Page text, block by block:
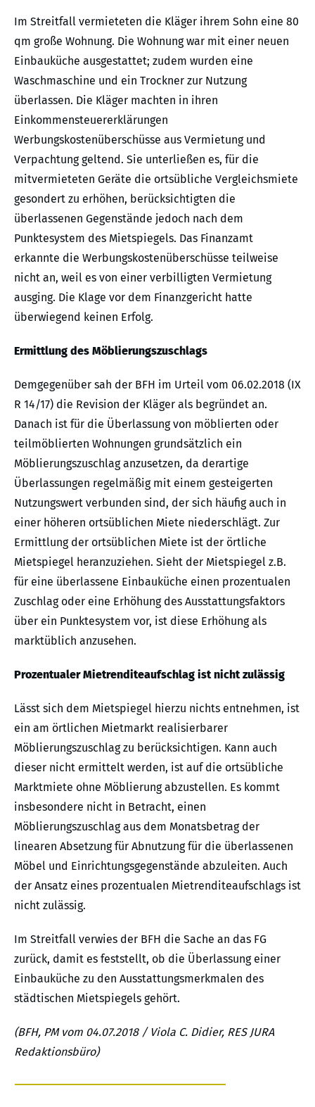
Im Streitfall vermieteten die Kläger ihrem Sohn eine 80
qm große Wohnung. Die Wohnung war mit einer neuen
Einbauküche ausgestattet; zudem wurden eine
Waschmaschine und ein Trockner zur Nutzung
überlassen. Die Kläger machten in ihren
Einkommensteuererklärungen
Werbungskostenüberschüsse aus Vermietung und
Verpachtung geltend. Sie unterließen es, für die
mitvermieteten Geräte die ortsübliche Vergleichsmiete
gesondert zu erhöhen, berücksichtigten die
überlassenen Gegenstände jedoch nach dem
Punktesystem des Mietspiegels. Das Finanzamt
erkannte die Werbungskostenüberschüsse teilweise
nicht an, weil es von einer verbilligten Vermietung
ausging. Die Klage vor dem Finanzgericht hatte
überwiegend keinen Erfolg.
Ermittlung des Möblierungszuschlags
Demgegenüber sah der BFH im Urteil vom 06.02.2018 (IX
R 14/17) die Revision der Kläger als begründet an.
Danach ist für die Überlassung von möblierten oder
teilmöblierten Wohnungen grundsätzlich ein
Möblierungszuschlag anzusetzen, da derartige
Überlassungen regelmäßig mit einem gesteigerten
Nutzungswert verbunden sind, der sich häufig auch in
einer höheren ortsüblichen Miete niederschlägt. Zur
Ermittlung der ortsüblichen Miete ist der örtliche
Mietspiegel heranzuziehen. Sieht der Mietspiegel z.B.
für eine überlassene Einbauküche einen prozentualen
Zuschlag oder eine Erhöhung des Ausstattungsfaktors
über ein Punktesystem vor, ist diese Erhöhung als
marktüblich anzusehen.
Prozentualer Mietrenditeaufschlag ist nicht zulässig
Lässt sich dem Mietspiegel hierzu nichts entnehmen, ist
ein am örtlichen Mietmarkt realisierbarer
Möblierungszuschlag zu berücksichtigen. Kann auch
dieser nicht ermittelt werden, ist auf die ortsübliche
Marktmiete ohne Möblierung abzustellen. Es kommt
insbesondere nicht in Betracht, einen
Möblierungszuschlag aus dem Monatsbetrag der
linearen Absetzung für Abnutzung für die überlassenen
Möbel und Einrichtungsgegenstände abzuleiten. Auch
der Ansatz eines prozentualen Mietrenditeaufschlags ist
nicht zulässig.
Im Streitfall verwies der BFH die Sache an das FG
zurück, damit es feststellt, ob die Überlassung einer
Einbauküche zu den Ausstattungsmerkmalen des
städtischen Mietspiegels gehört.
(BFH, PM vom 04.07.2018 / Viola C. Didier, RES JURA
Redaktionsbüro)